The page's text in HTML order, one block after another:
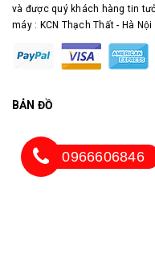
và được quý khách hàng tin
máy : KCN Thạch Thất - Hà Nội
BẢN ĐỒ
0966606846